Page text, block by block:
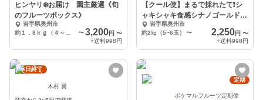
ヒンヤリ❄️お届け 園主厳選《旬
のフルーツボックス》
岩手県奥州市
〜 3,200円 〜
+送料998円
【クール便】まるで採れたて❗️シ
ャキシャキ食感シナノゴールド
家庭用
岩手県奥州市
約2㎏（5~6玉）
〜 2,250円 〜
+送料998円
本日終了
木村 翼
定期
ポケマルフルーツ定期便